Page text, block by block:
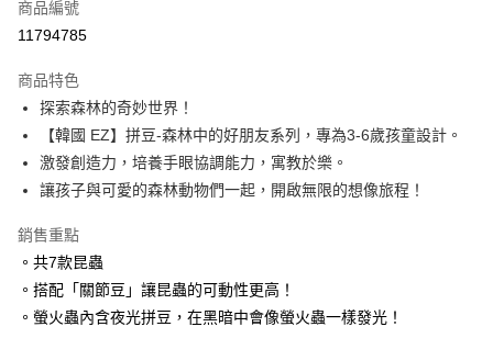
LINE Pay
大哥付你分期
相關說明
【大哥付你分期使用說明】
1.本服務由台灣大哥大提供，台灣大哥大用戶可立即使用無須另外申請。
2.付款方式選擇「大哥付你分期」，訂單成立後會自動跳轉到大哥付的交易
成交易。
3.實際核准額度、可分期數及費用金額請依後續交易確認頁面所載為準。
4.訂單成立30分鐘內，如未前往確認交易或遇審核未通過，訂單將自動取
消。如遇「轉專審核」未通過狀況，表示未達大哥付你分期系統評分，恕無
法說明評估內容。
AFTEE先享後付
相關說明
AFTEE先享後付是「在收到商品之後才付款」的支付方式。 讓您購物簡單
便利好安心！
１．簡單：不需註冊會員、不需綁卡、不需儲值。
２．便利：只要手機號碼，簡訊認證，即可結帳。
３．安心：先確認商品／服務後，再付款。
ATM付款
運送方式
付款後全家取貨
商品編號
11794785
商品特色
探索森林的奇妙世界！
【韓國 EZ】拼豆-森林中的好朋友系列，專為3-6歲孩童設計。
激發創造力，培養手眼協調能力，寓教於樂。
讓孩子與可愛的森林動物們一起，開啟無限的想像旅程！
銷售重點
。共7款昆蟲
。搭配「關節豆」讓昆蟲的可動性更高！
。螢火蟲內含夜光拼豆，在黑暗中會像螢火蟲一樣發光！